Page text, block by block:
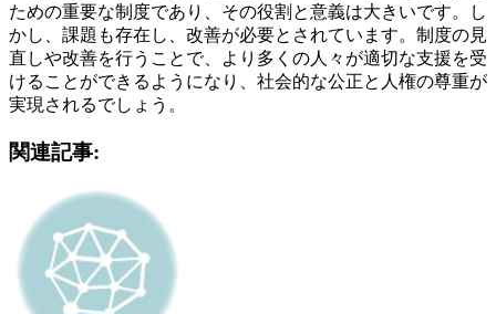
ための重要な制度であり、その役割と意義は大きいです。し
かし、課題も存在し、改善が必要とされています。制度の見
直しや改善を行うことで、より多くの人々が適切な支援を受
けることができるようになり、社会的な公正と人権の尊重が
実現されるでしょう。
関連記事: